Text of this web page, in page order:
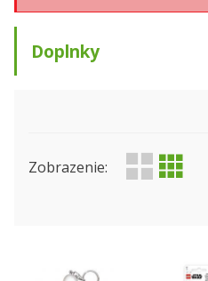
Doplnky
Zobrazenie: